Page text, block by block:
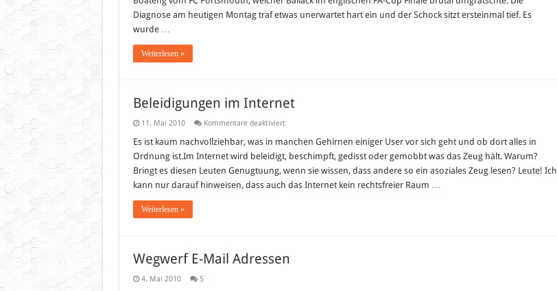
WM
Diagnose am heutigen Montag traf etwas unerwartet hart ein und der Schock sitzt ersteinmal tief. Es
wurde …
Weiterlesen »
Beleidigungen im Internet
11. Mai 2010 Kommentare deaktiviertfür
im
Es ist kaum nachvollziehbar, was in manchen Gehirnen einiger User vor sich geht und ob dort alles in
Ordnung ist.Im Internet wird beleidigt, beschimpft, gedisst oder gemobbt was das Zeug hält. Warum?
Bringt es diesen Leuten Genugtuung, wenn sie wissen, dass andere so ein asoziales Zeug lesen? Leute! Ich
kann nur darauf hinweisen, dass auch das Internet kein rechtsfreier Raum …
Weiterlesen »
Wegwerf E-Mail Adressen
4. Mai 2010 5